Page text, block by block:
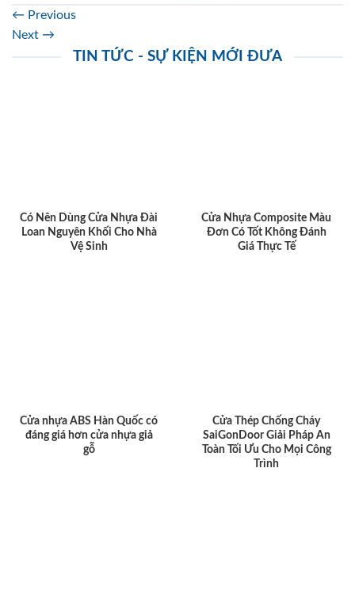
← Previous
Next →
TIN TỨC - SỰ KIỆN MỚI ĐƯA
Có Nên Dùng Cửa Nhựa Đài
Loan Nguyên Khối Cho Nhà
Vệ Sinh
Cửa Nhựa Composite Màu
Đơn Có Tốt Không Đánh
Giá Thực Tế
Cửa nhựa ABS Hàn Quốc có
đáng giá hơn cửa nhựa giả
gỗ
Cửa Thép Chống Cháy
SaiGonDoor Giải Pháp An
Toàn Tối Ưu Cho Mọi Công
Trình